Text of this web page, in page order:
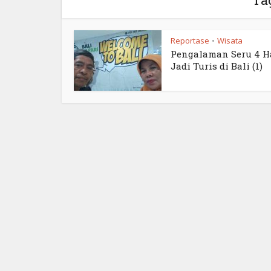
Reportase • Wisata
Pengalaman Seru 4
Jadi Turis di Bali (1)